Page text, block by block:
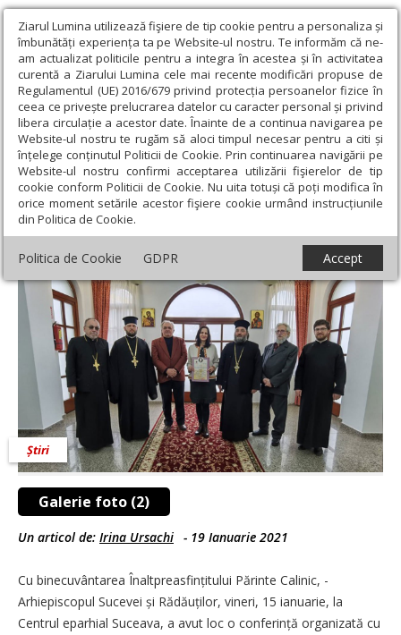
Ziarul Lumina utilizează fişiere de tip cookie pentru a personaliza și
îmbunătăți experiența ta pe Website-ul nostru. Te informăm că ne-
am actualizat politicile pentru a integra în acestea și în activitatea
curentă a Ziarului Lumina cele mai recente modificări propuse de
Regulamentul (UE) 2016/679 privind protecția persoanelor fizice în
ceea ce privește prelucrarea datelor cu caracter personal și privind
libera circulație a acestor date. Înainte de a continua navigarea pe
Website-ul nostru te rugăm să aloci timpul necesar pentru a citi și
înțelege conținutul Politicii de Cookie. Prin continuarea navigării pe
Website-ul nostru confirmi acceptarea utilizării fişierelor de tip
cookie conform Politicii de Cookie. Nu uita totuși că poți modifica în
orice moment setările acestor fişiere cookie urmând instrucțiunile
din Politica de Cookie.
Politica de Cookie GDPR Accept
Ziarul Lumina › Actualitate religioasă › Știri › Ziua Culturii
Naționale la Centrul eparhial Suceava
Ziua Culturii Naționale la Centrul eparhial
Suceava
Galerie foto (2)
Știri
Un articol de: Irina Ursachi - 19 Ianuarie 2021
Cu binecuvântarea Înalt­prea­sfințitului Părinte Calinic, ­
Arhiepiscopul Sucevei și Rădăuților, vineri, 15 ianuarie, la
Centrul eparhial Suceava, a avut loc o conferință organizată cu